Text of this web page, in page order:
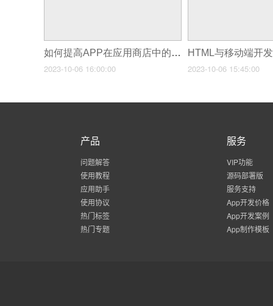
如何提高APP在应用商店中的排名？
2023-10-06 16:00:00
HTML与移动端开
2023-10-06 15:45:00
产品
问题解答
使用教程
应用助手
使用协议
热门标签
热门专题
服务
VIP功能
源码部署版
服务支持
App开发价格
App开发案例
App制作模板